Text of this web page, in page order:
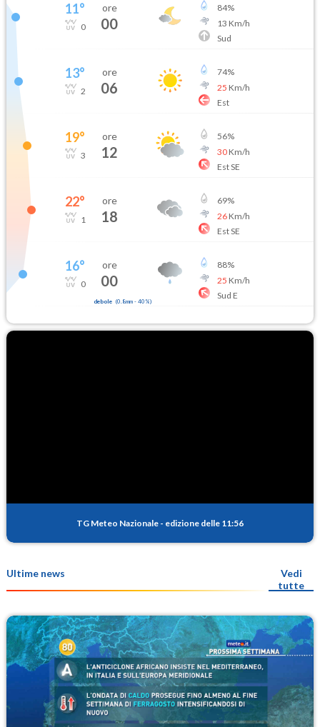
11°
0
ore
00
84%
13 Km/h
Sud
13°
2
ore
06
74%
25 Km/h
Est
19°
3
ore
12
56%
30Km/h
Est SE
22°
1
ore
18
69%
26Km/h
Est SE
16°
0
ore
00
debole (0.8mm- 40 %)
88%
25 Km/h
Sud E
TG Meteo Nazionale - edizione delle 11:56
Ultime news
Vedi
tutte